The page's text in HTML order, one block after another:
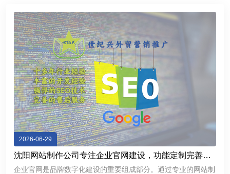
2026-06-29
沈阳网站制作公司专注企业官网建设，功能定制完善，
提升品牌互联网形象
企业官网是品牌数字化建设的重要组成部分。通过专业的网站制